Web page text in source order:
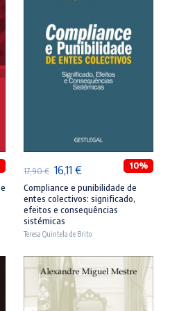
17,90€ O
preço
original
era:
16,11 €O
preço
atual
10%
Compliance e punibilidade de
entes colectivos: significado,
efeitos e consequências
sistémicas
Teresa Quintela de Brito